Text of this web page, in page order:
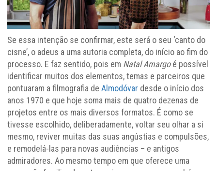
Se essa intenção se confirmar, este será o seu ‘canto do
cisne’, o adeus a uma autoria completa, do início ao fim do
processo. E faz sentido, pois em Natal Amargoé possível
identificar muitos dos elementos, temas e parceiros que
pontuaram a filmografia de Almodóvar desde o início dos
anos 1970 e que hoje soma mais de quatro dezenas de
projetos entre os mais diversos formatos. É como se
tivesse escolhido, deliberadamente, voltar seu olhar a si
mesmo, reviver muitas das suas angústias e compulsões,
e remodelá-las para novas audiências – e antigos
admiradores. Ao mesmo tempo em que oferece uma